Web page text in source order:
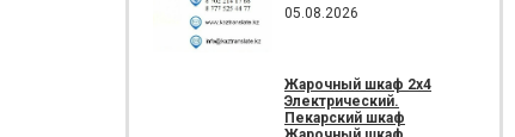
05.08.2026
Жарочный шкаф 2х4
Электрический.
Пекарский шкаф